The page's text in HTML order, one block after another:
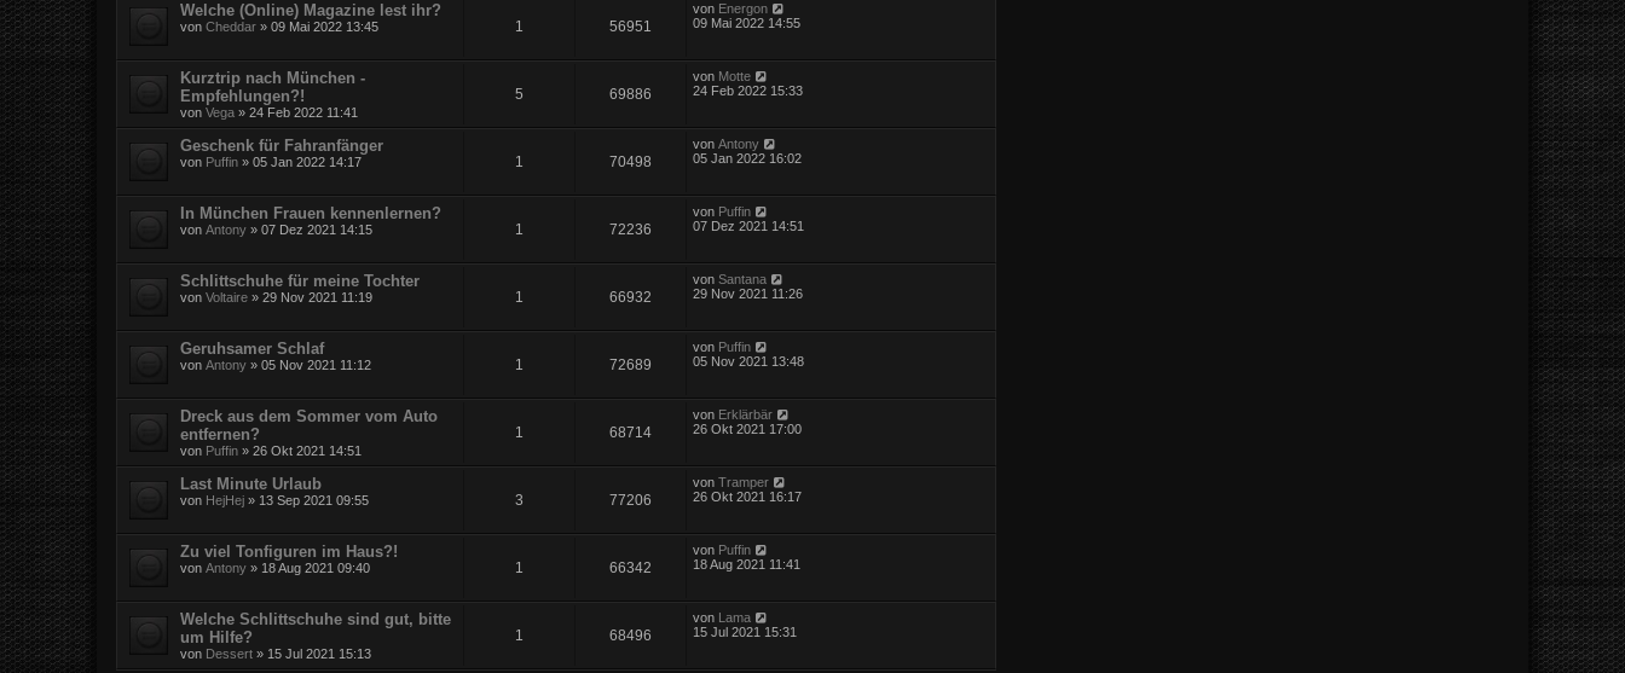
Welche (Online) Magazine lest ihr?
von Cheddar » 09 Mai 2022 13:45 1 56951
von Energon
09 Mai 2022 14:55
Kurztrip nach München -
Empfehlungen?!
von Vega » 24 Feb 2022 11:41
5 69886
von Motte
24 Feb 2022 15:33
Geschenk für Fahranfänger
von Puffin » 05 Jan 2022 14:17 1 70498
vonAntony
05 Jan 2022 16:02
In München Frauen kennenlernen?
von Antony » 07 Dez 2021 14:15 1 72236
von Puffin
07 Dez 2021 14:51
Schlittschuhe für meine Tochter
von Voltaire » 29 Nov 2021 11:19 1 66932
vonSantana
29 Nov 2021 11:26
Geruhsamer Schlaf
von Antony » 05 Nov 2021 11:12 1 72689
von Puffin
05 Nov 2021 13:48
Dreck aus dem Sommer vom Auto
entfernen?
von Puffin » 26 Okt 2021 14:51
1 68714
von Erklärbär
26 Okt 2021 17:00
Last Minute Urlaub
von HejHej » 13 Sep 2021 09:55 3 77206
vonTramper
26 Okt 2021 16:17
Zu viel Tonfiguren im Haus?!
von Antony » 18 Aug 2021 09:40 1 66342
von Puffin
18 Aug 2021 11:41
Welche Schlittschuhe sind gut, bitte
um Hilfe?
von Dessert » 15 Jul 2021 15:13
1 68496
von
Lama
15 Jul 2021 15:31